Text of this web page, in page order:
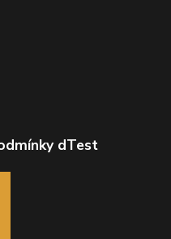
dTest